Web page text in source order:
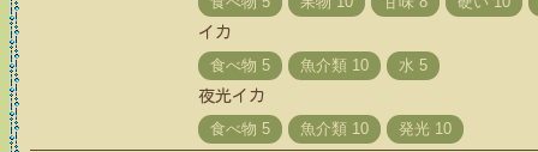
イカ
夜光イカ